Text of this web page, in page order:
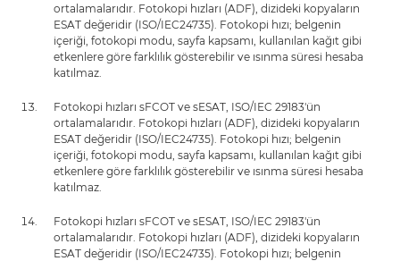
ortalamalarıdır. Fotokopi hızları (ADF), dizideki kopyaların
ESAT değeridir (ISO/IEC24735). Fotokopi hızı; belgenin
içeriği, fotokopi modu, sayfa kapsamı, kullanılan kağıt gibi
etkenlere göre farklılık gösterebilir ve ısınma süresi hesaba
katılmaz.
Fotokopi hızları sFCOT ve sESAT, ISO/IEC 29183'ün
ortalamalarıdır. Fotokopi hızları (ADF), dizideki kopyaların
ESAT değeridir (ISO/IEC24735). Fotokopi hızı; belgenin
içeriği, fotokopi modu, sayfa kapsamı, kullanılan kağıt gibi
etkenlere göre farklılık gösterebilir ve ısınma süresi hesaba
katılmaz.
Fotokopi hızları sFCOT ve sESAT, ISO/IEC 29183'ün
ortalamalarıdır. Fotokopi hızları (ADF), dizideki kopyaların
ESAT değeridir (ISO/IEC24735). Fotokopi hızı; belgenin